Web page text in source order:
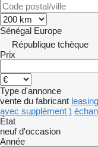
Sénégal Europe
République tchèque
Prix
Type d'annonce
vente du fabricant leasing
avec supplément )
État
neuf d'occasion
Année